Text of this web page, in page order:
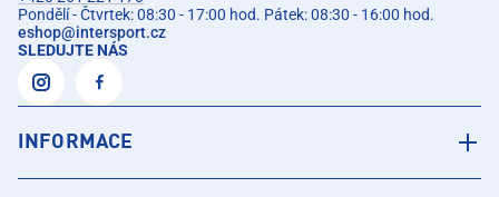
Pondělí - Čtvrtek: 08:30 - 17:00 hod. Pátek: 08:30 - 16:00 hod.
eshop@intersport.cz
SLEDUJTE NÁS
INFORMACE